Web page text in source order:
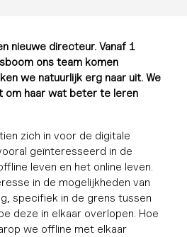
nieuwe directeur. Vanaf 1
ons team komen
we natuurlijk erg naar uit. We
om haar wat beter te leren
zich in voor de digitale
geïnteresseerd in de
leven en het online leven.
in de mogelijkheden van
specifiek in de grens tussen
deze in elkaar overlopen. Hoe
we offline met elkaar